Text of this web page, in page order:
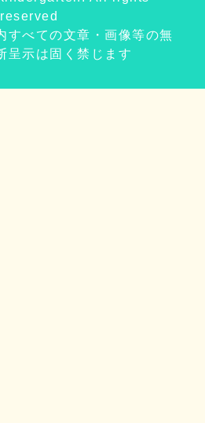
reserved
すべての文章・画像等の無
呈示は固く禁じます